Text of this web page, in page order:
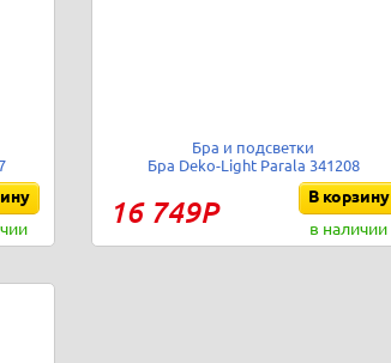
Бра и подсветки
Бра Deko-Light Parala 341208
16 749Р
В корзину
в наличии